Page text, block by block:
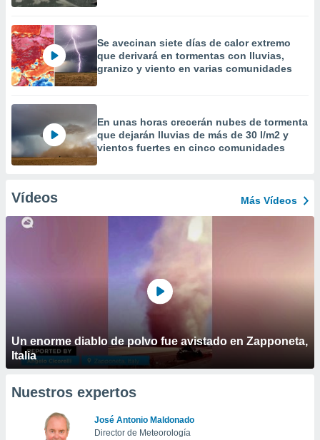
Se avecinan siete días de calor extremo
que derivará en tormentas con lluvias,
granizo y viento en varias comunidades
En unas horas crecerán nubes de tormenta
que dejarán lluvias de más de 30 l/m2 y
vientos fuertes en cinco comunidades
Vídeos Más Vídeos
Un enorme diablo de polvo fue avistado en Zapponeta,
Italia
Nuestros expertos
José Antonio Maldonado
Director de Meteorología